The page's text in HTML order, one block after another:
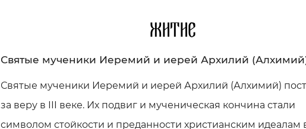
Житие
Святые мученики Иеремий и иерей Архилий
Святые мученики Иеремий и иерей Архилий (Алхимий)
за веру в III веке. Их подвиг и мученическая кончина стали
символом стойкости и преданности христианским идеалам